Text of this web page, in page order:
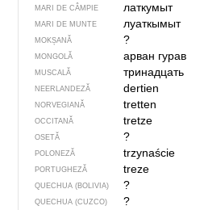
MARI DE CÂMPIE латкумыт
MARI DE MUNTE луаткымыт
MOKȘANĂ ?
MONGOLĂ арван гурав
MUSCALĂ тринадцать
NEERLANDEZĂ dertien
NORVEGIANĂ tretten
OCCITANĂ tretze
OSETĂ ?
POLONEZĂ trzynaście
PORTUGHEZĂ treze
QUECHUA (BOLIVIA) ?
QUECHUA (CUZCO) ?